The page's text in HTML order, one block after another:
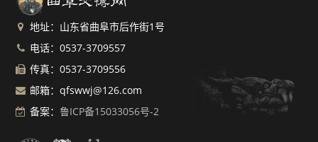
地址：山东省曲阜市后作街1号
电话：0537-3709557
传真：0537-3709556
邮箱：qfswwj@126.com
备案： 鲁ICP备15033056号-2